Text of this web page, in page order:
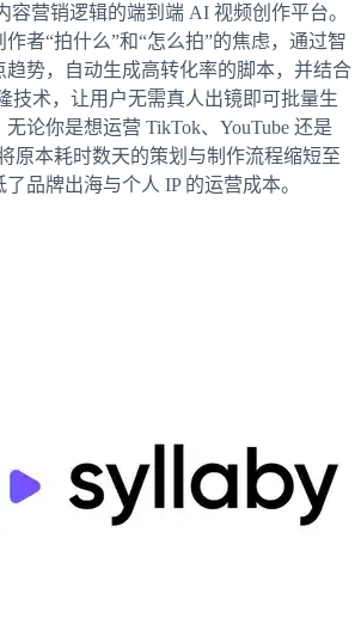
容营销逻辑的端到端 AI 视频创作平台。
者“拍什么”和“怎么拍”的焦虑，通过智
趋势，自动生成高转化率的脚本，并结合
技术，让用户无需真人出镜即可批量生
论你是想运营 TikTok、YouTube 还是
原本耗时数天的策划与制作流程缩短至
品牌出海与个人 IP 的运营成本。